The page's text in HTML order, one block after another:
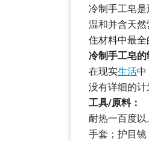
冷制手工皂
温和并含天
住材料中最全
冷制手工皂
在现实生活中
没有详细的计
工具/原料：
耐热一百度
手套；护目